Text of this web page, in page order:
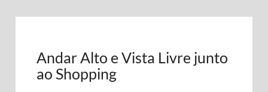
Andar Alto e Vista Livre junto
ao Shopping